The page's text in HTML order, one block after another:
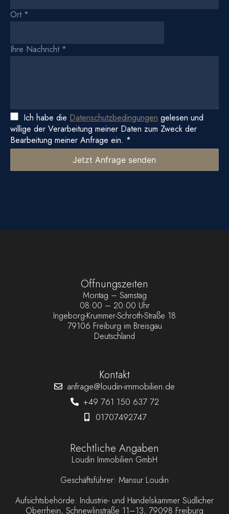
Ort *
Ihre Nachricht *
Ich habe die Datenschutzbedingungen gelesen und
willige der Verarbeitung meiner Daten zum Zweck der
Bearbeitung meiner Anfrage ein. *
Jetzt Anfrage senden
Öffnungszeiten
Montag – Samstag
08:00 – 20:00 Uhr
Ingeborg-Krummer-Schroth-Straße 18
79106 Freiburg im Breisgau
Deutschland
Kontakt
anfrage@loudin-immobilien.de
+49 761 150 637 72
01707492747
Rechtliche Angaben
Loudin Immobilien GmbH
Geschäftsführer: Mansur Loudin
Aufsichtsbehörde: Industrie- und Handelskammer Südlicher
Oberrhein, Schnewlinstraße 11–13, 79098 Freiburg